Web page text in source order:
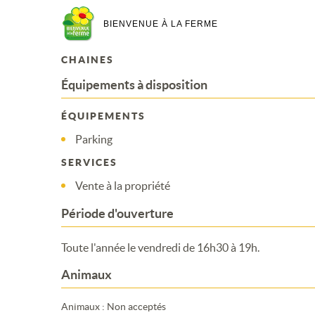
BIENVENUE À LA FERME
CHAINES
Équipements à disposition
ÉQUIPEMENTS
Parking
SERVICES
Vente à la propriété
Période d'ouverture
Toute l'année le vendredi de 16h30 à 19h.
Animaux
Animaux : Non acceptés